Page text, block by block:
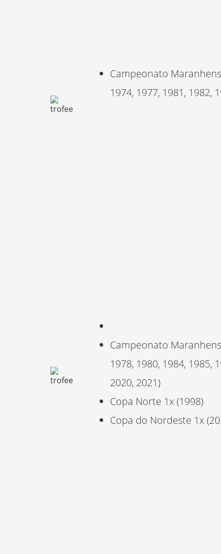
Campeonato
1974, 1977, 1981, 1982,
Campeonato
1978, 1980, 1984, 1985,
2020, 2021)
Copa Norte 1x (1998)
Copa do Nordeste 1x